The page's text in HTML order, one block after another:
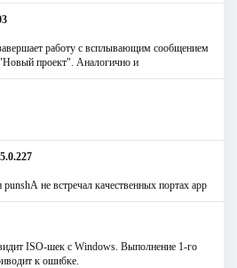
работу с всплывающим сообщением
проект". Аналогично и
не встречал качественных портах app
ISO-шек с Windows. Выполнение 1-го
к ошибке.